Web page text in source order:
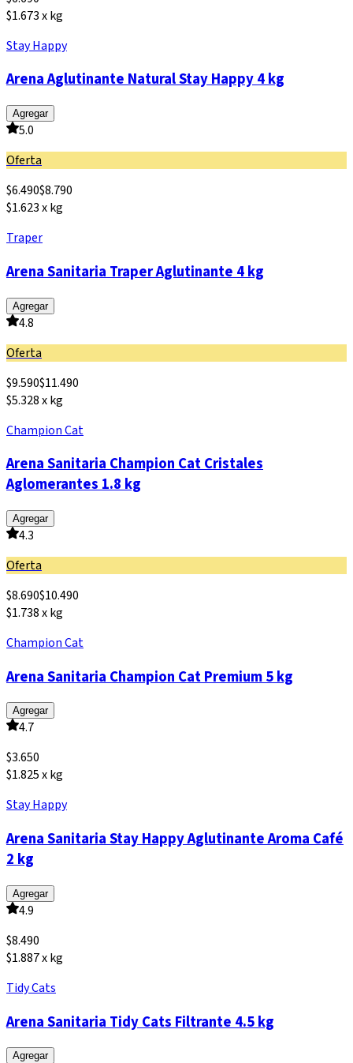
$1.673 x kg
Stay Happy
Arena Aglutinante Natural Stay Happy 4 kg
Agregar
5.0
Oferta
$6.490$8.790
$1.623 x kg
Traper
Arena Sanitaria Traper Aglutinante 4 kg
Agregar
4.8
Oferta
$9.590$11.490
$5.328 x kg
Champion Cat
Arena Sanitaria Champion Cat Cristales
Aglomerantes 1.8 kg
Agregar
4.3
Oferta
$8.690$10.490
$1.738 x kg
Champion Cat
Arena Sanitaria Champion Cat Premium 5 kg
Agregar
4.7
$3.650
$1.825 x kg
Stay Happy
Arena Sanitaria Stay Happy Aglutinante Aroma Café
2 kg
Agregar
4.9
$8.490
$1.887 x kg
Tidy Cats
Arena Sanitaria Tidy Cats Filtrante 4.5 kg
Agregar